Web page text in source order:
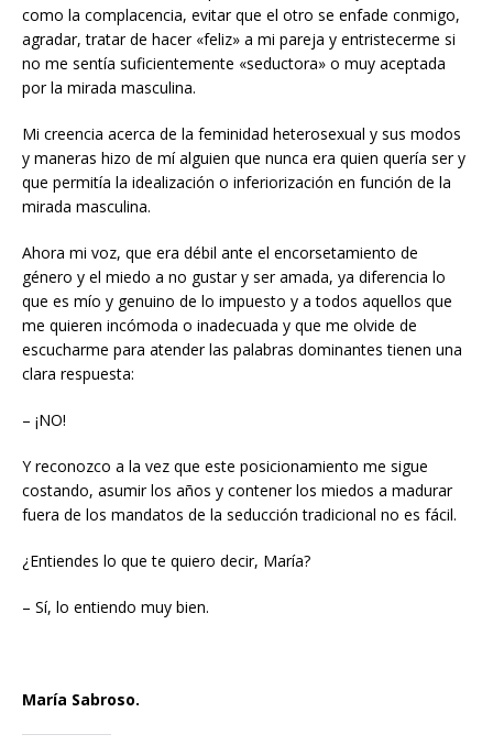
como la complacencia, evitar que el otro se enfade conmigo,
agradar, tratar de hacer «feliz» a mi pareja y entristecerme si
no me sentía suficientemente «seductora» o muy aceptada
por la mirada masculina.
Mi creencia acerca de la feminidad heterosexual y sus modos
y maneras hizo de mí alguien que nunca era quien quería ser y
que permitía la idealización o inferiorización en función de la
mirada masculina.
Ahora mi voz, que era débil ante el encorsetamiento de
género y el miedo a no gustar y ser amada, ya diferencia lo
que es mío y genuino de lo impuesto y a todos aquellos que
me quieren incómoda o inadecuada y que me olvide de
escucharme para atender las palabras dominantes tienen una
clara respuesta:
– ¡NO!
Y reconozco a la vez que este posicionamiento me sigue
costando, asumir los años y contener los miedos a madurar
fuera de los mandatos de la seducción tradicional no es fácil.
¿Entiendes lo que te quiero decir, María?
– Sí, lo entiendo muy bien.
María Sabroso.